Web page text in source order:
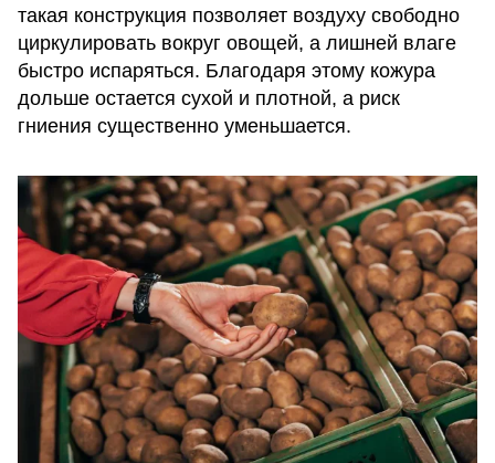
такая конструкция позволяет воздуху свободно
циркулировать вокруг овощей, а лишней влаге
быстро испаряться. Благодаря этому кожура
дольше остается сухой и плотной, а риск
гниения существенно уменьшается.